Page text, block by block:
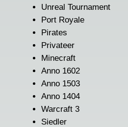
Unreal Tournament
Port Royale
Pirates
Privateer
Minecraft
Anno 1602
Anno 1503
Anno 1404
Warcraft 3
Siedler